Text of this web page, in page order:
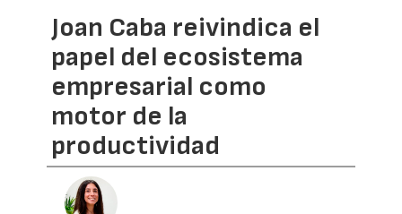
Joan Caba reivindica el
papel del ecosistema
empresarial como
motor de la
productividad